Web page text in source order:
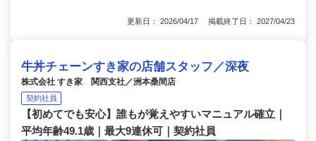
更新日： 2026/04/17 掲載終了日： 2027/04/23
牛丼チェーンすき家の店舗スタッフ／深夜
株式会社 すき家 関西支社／洲本桑間店
契約社員
【初めてでも安心】誰もが覚えやすいマニュアル確立｜
平均年齢49.1歳｜最大9連休可｜契約社員